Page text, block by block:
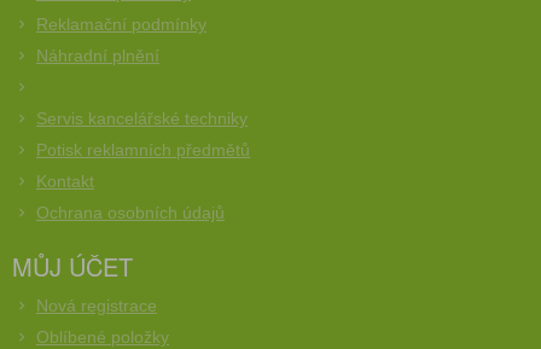
Reklamační podmínky
Náhradní plnění
Servis kancelářské techniky
Potisk reklamních předmětů
Kontakt
Ochrana osobních údajů
MŮJ ÚČET
Nová registrace
Oblíbené položky